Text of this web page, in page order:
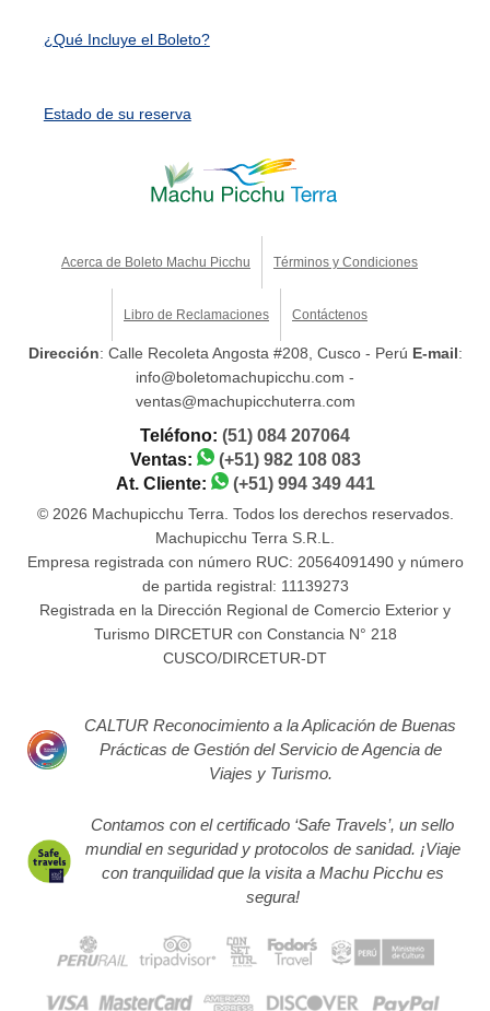
¿Qué Incluye el Boleto?
Estado de su reserva
Acerca de Boleto Machu Picchu Términos y Condiciones
Libro de Reclamaciones Contáctenos
Dirección: Calle Recoleta Angosta #208, Cusco - Perú E-mail:
info@boletomachupicchu.com -
ventas@machupicchuterra.com
Teléfono: (51) 084 207064
Ventas:
(+51) 982 108 083
At. Cliente:
(+51) 994 349 441
© 2026 Machupicchu Terra. Todos los derechos reservados.
Machupicchu Terra S.R.L.
Empresa registrada con número RUC: 20564091490 y número
de partida registral: 11139273
Registrada en la Dirección Regional de Comercio Exterior y
Turismo DIRCETUR con Constancia N° 218
CUSCO/DIRCETUR-DT
CALTUR Reconocimiento a la Aplicación de Buenas
Prácticas de Gestión del Servicio de Agencia de
Viajes y Turismo.
Contamos con el certificado ‘Safe Travels’, un sello
mundial en seguridad y protocolos de sanidad. ¡Viaje
con tranquilidad que la visita a Machu Picchu es
segura!